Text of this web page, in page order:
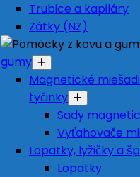
Trubice a kapiláry
Zátky (NZ)
gumy
Magnetické
tyčinky
Sady
Vyťahovače
Lopatky, lyžičky a
Lopatky